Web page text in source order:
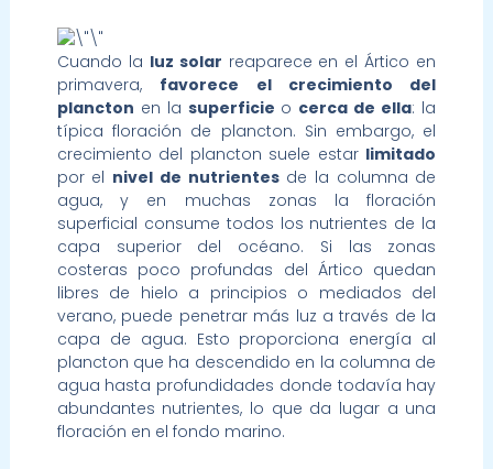
Cuando la luz solar reaparece en el Ártico en
primavera, favorece el crecimiento del
plancton en la superficie o cerca de ella: la
típica floración de plancton. Sin embargo, el
crecimiento del plancton suele estar limitado
por el nivel de nutrientesde la columna de
agua, y en muchas zonas la floración
superficial consume todos los nutrientes de la
capa superior del océano. Si las zonas
costeras poco profundas del Ártico quedan
libres de hielo a principios o mediados del
verano, puede penetrar más luz a través de la
capa de agua. Esto proporciona energía al
plancton que ha descendido en la columna de
agua hasta profundidades donde todavía hay
abundantes nutrientes, lo que da lugar a una
floración en el fondo marino.